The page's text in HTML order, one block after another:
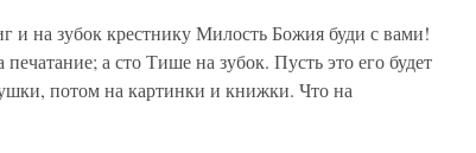
и на зубок крестнику Милость Божия буди с вами!
а сто Тише на зубок. Пусть это его будет
потом на картинки и книжки. Что на